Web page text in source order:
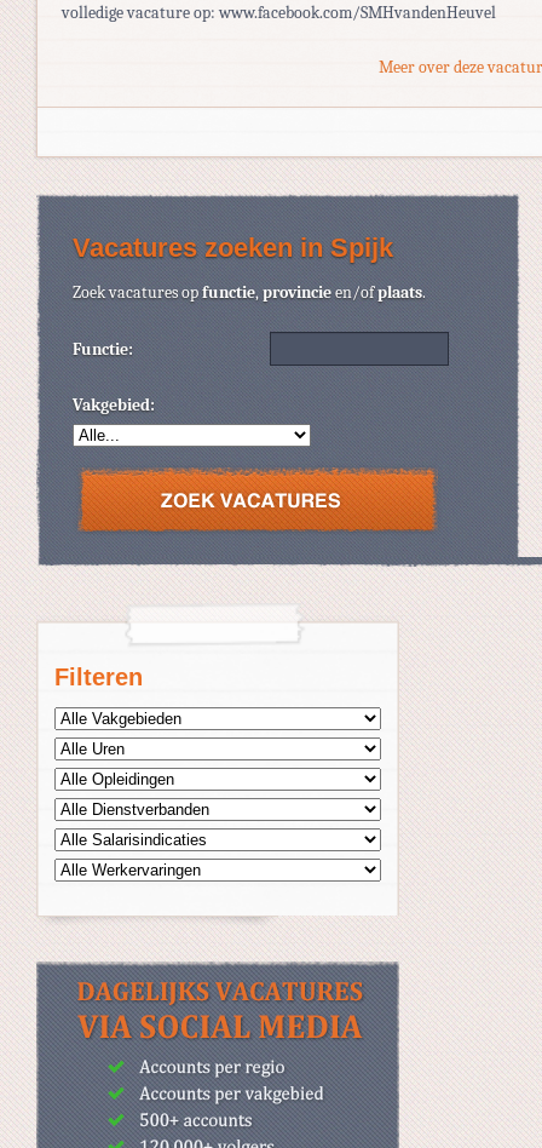
Filteren
volledige vacature op: www.facebook.com/SMHvandenHeuvel
Meer over deze
Vacatures zoeken in Spijk
Zoek vacatures opfunctie,provincieen/ofplaats.
Functie:
Vakgebied: